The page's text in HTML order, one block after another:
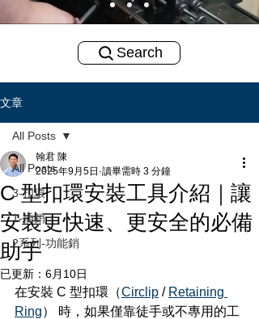
Search
文章
All Posts
3-扣環
1-插銷
2系列-功能銷
All Posts
C 型扣環安裝工具介紹｜讓
安裝更快速、更安全的必備
助手
翰君 陳
2025年9月5日 讀畢需時 3 分鐘
已更新： 6月10日
在安裝 C 型扣環（Circlip / Retaining
Ring） 時，如果僅靠徒手或不專用的工